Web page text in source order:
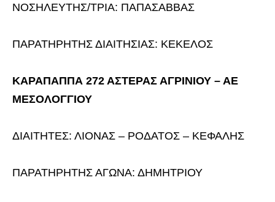
ΝΟΣΗΛΕΥΤΗΣ/ΤΡΙΑ: ΠΑΠΑΣΑΒΒΑΣ
ΠΑΡΑΤΗΡΗΤΗΣ ΔΙΑΙΤΗΣΙΑΣ: ΚΕΚΕΛΟΣ
ΚΑΡΑΠΑΠΠΑ 272 ΑΣΤΕΡΑΣ ΑΓΡΙΝΙΟΥ – ΑΕ
ΜΕΣΟΛΟΓΓΙΟΥ
ΔΙΑΙΤΗΤΕΣ: ΛΙΟΝΑΣ – ΡΟΔΑΤΟΣ – ΚΕΦΑΛΗΣ
ΠΑΡΑΤΗΡΗΤΗΣ ΑΓΩΝΑ: ΔΗΜΗΤΡΙΟΥ